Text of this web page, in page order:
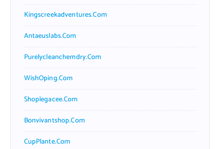
Kingscreekadventures.com
Antaeuslabs.com
Purelycleanchemdry.com
WishOping.com
Shoplegacee.com
Bonvivantshop.com
CupPlante.com